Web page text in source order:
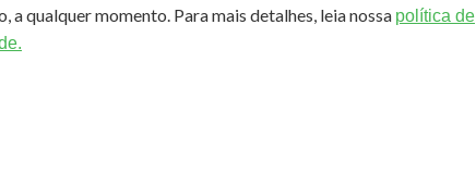
a qualquer momento. Para mais detalhes, leia nossa política de